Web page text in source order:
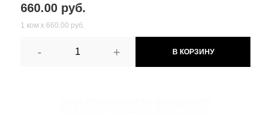
660.00 руб.
1 ком х 660.00 руб.
- + В КОРЗИНУ